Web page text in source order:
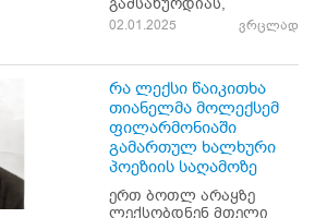
02.01.2025 ვრცლად
რა ლექსი წაიკითხა
თიანელმა მოლექსემ
ფილარმონიაში
გამართულ ხალხური
პოეზიის საღამოზე
ერთ ბოთლ არაყზე
ლექსობდნენ მთელი